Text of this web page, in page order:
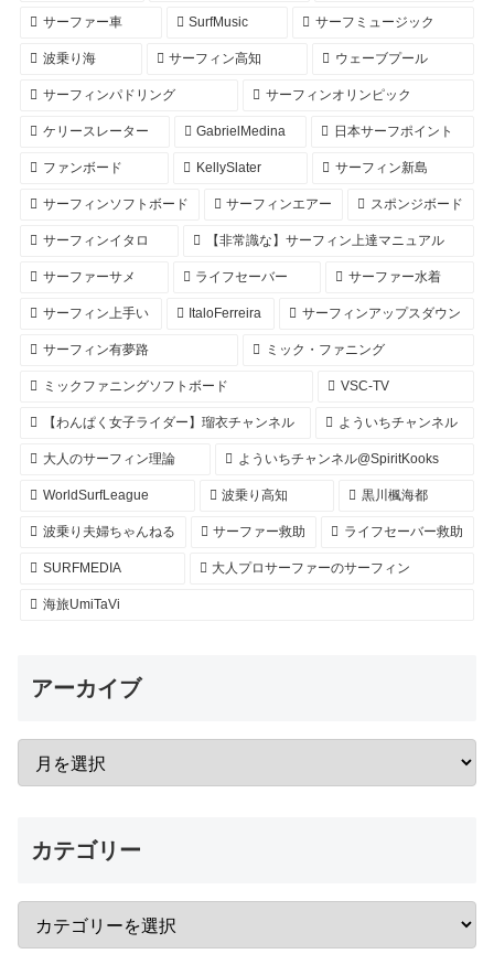
サーファー車 SurfMusic サーフミュージック
波乗り海 サーフィン高知 ウェーブプール
サーフィンパドリング サーフィンオリンピック
ケリースレーター GabrielMedina 日本サーフポイント
ファンボード KellySlater サーフィン新島
サーフィンソフトボード サーフィンエアー スポンジボード
サーフィンイタロ 【非常識な】サーフィン上達マニュアル
サーファーサメ ライフセーバー サーファー水着
サーフィン上手い ItaloFerreira サーフィンアップスダウン
サーフィン有夢路 ミック・ファニング
ミックファニングソフトボード VSC-TV
【わんぱく女子ライダー】瑠衣チャンネル よういちチャンネル
大人のサーフィン理論 よういちチャンネル@SpiritKooks
WorldSurfLeague 波乗り高知 黒川楓海都
波乗り夫婦ちゃんねる サーファー救助 ライフセーバー救助
SURFMEDIA 大人プロサーファーのサーフィン
海旅UmiTaVi
アーカイブ
カテゴリー